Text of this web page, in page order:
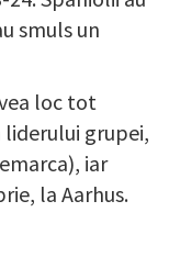
smuls un
loc tot
grupei,
iar
la Aarhus.